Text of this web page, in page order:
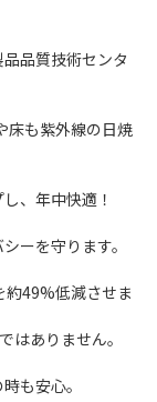
品質技術センタ
床も紫外線の日焼
、年中快適！
ーを守ります。
49%低減させま
はありません。
も安心。